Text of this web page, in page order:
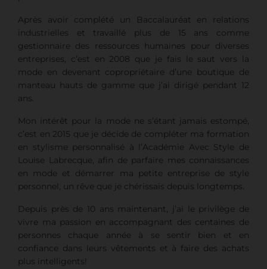
Après avoir complété un Baccalauréat en relations
industrielles et travaillé plus de 15 ans comme
gestionnaire des ressources humaines pour diverses
entreprises, c’est en 2008 que je fais le saut vers la
mode en devenant copropriétaire d’une boutique de
manteau hauts de gamme que j’ai dirigé pendant 12
ans.
Mon intérêt pour la mode ne s’étant jamais estompé,
c’est en 2015 que je décide de compléter ma formation
en stylisme personnalisé à l’Académie Avec Style de
Louise Labrecque, afin de parfaire mes connaissances
en mode et démarrer ma petite entreprise de style
personnel, un rêve que je chérissais depuis longtemps.
Depuis près de 10 ans maintenant, j’ai le privilège de
vivre ma passion en accompagnant des centaines de
personnes chaque année à se sentir bien et en
confiance dans leurs vêtements et à faire des achats
plus intelligents!